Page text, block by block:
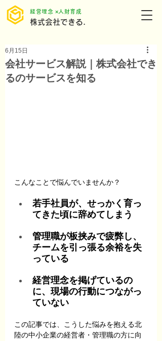
株式会社できる.
​経営理念 ×人財育成
会社サービス解説｜株式会社でき
るのサービスを知る
6月15日
こんなことで悩んでいませんか？
若手社員が、せっかく育っ
てきた頃に辞めてしまう
管理職が板挟みで疲弊し、
チームを引っ張る余裕を失
っている
経営理念を掲げているの
に、現場の行動につながっ
ていない
この記事では、こうした悩みを抱える北
陸の中小企業の経営者・管理職の方に向